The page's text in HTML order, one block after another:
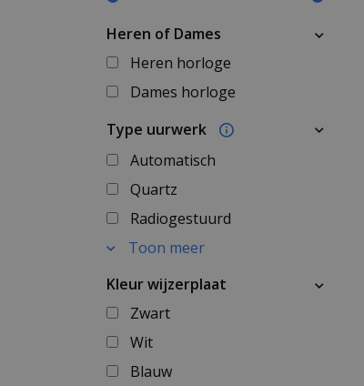
Heren of Dames
Heren horloge
Dames horloge
Type uurwerk
Automatisch
Quartz
Radiogestuurd
Toon meer
Kleur wijzerplaat
Zwart
Wit
Blauw